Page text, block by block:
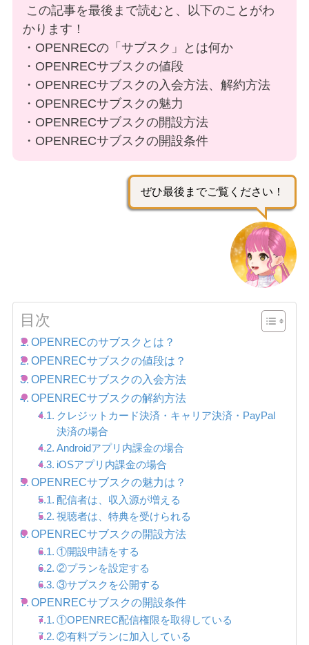
この記事を最後まで読むと、以下のことがわ
かります！
・OPENRECの「サブスク」とは何か
・OPENRECサブスクの値段
・OPENRECサブスクの入会方法、解約方法
・OPENRECサブスクの魅力
・OPENRECサブスクの開設方法
・OPENRECサブスクの開設条件
ぜひ最後までご覧ください！
目次
OPENRECのサブスクとは？
OPENRECサブスクの値段は？
OPENRECサブスクの入会方法
OPENRECサブスクの解約方法
クレジットカード決済・キャリア決済・PayPal
決済の場合
Androidアプリ内課金の場合
iOSアプリ内課金の場合
OPENRECサブスクの魅力は？
配信者は、収入源が増える
視聴者は、特典を受けられる
OPENRECサブスクの開設方法
①開設申請をする
②プランを設定する
③サブスクを公開する
OPENRECサブスクの開設条件
①OPENREC配信権限を取得している
②有料プランに加入している